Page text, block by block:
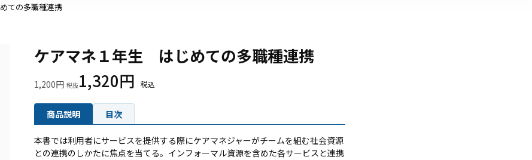
ての多職種連携
ケアマネ１年生 はじめての多職種連携
1,200円 1,320円
商品説明 目次
本書では利用者にサービスを提供する際にケアマネジャーがチームを組む社会資源
との連携のしかたに焦点を当てる。インフォーマル資源を含めた各サービスと連携